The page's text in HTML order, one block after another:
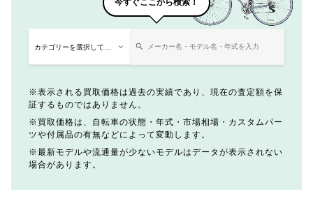
表示される買取価格は過去の実績であり、現在の査定額を保
証するものではありません。
買取価格は、自転車の状態・年式・市場相場・カスタムパー
ツや付属品の有無などによって変動します。
最新モデルや流通量が少ないモデルはデータが表示されない
場合があります。